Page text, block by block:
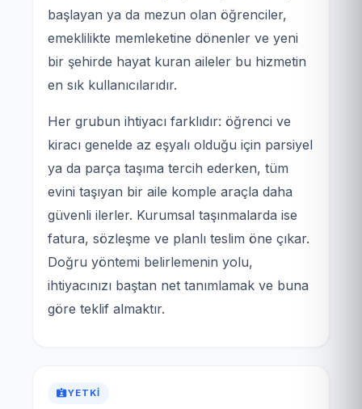
başlayan ya da mezun olan öğrenciler,
emeklilikte memleketine dönenler ve yeni
bir şehirde hayat kuran aileler bu hizmetin
en sık kullanıcılarıdır.
Her grubun ihtiyacı farklıdır: öğrenci ve
kiracı genelde az eşyalı olduğu için parsiyel
ya da parça taşıma tercih ederken, tüm
evini taşıyan bir aile komple araçla daha
güvenli ilerler. Kurumsal taşınmalarda ise
fatura, sözleşme ve planlı teslim öne çıkar.
Doğru yöntemi belirlemenin yolu,
ihtiyacınızı baştan net tanımlamak ve buna
göre teklif almaktır.
YETKI